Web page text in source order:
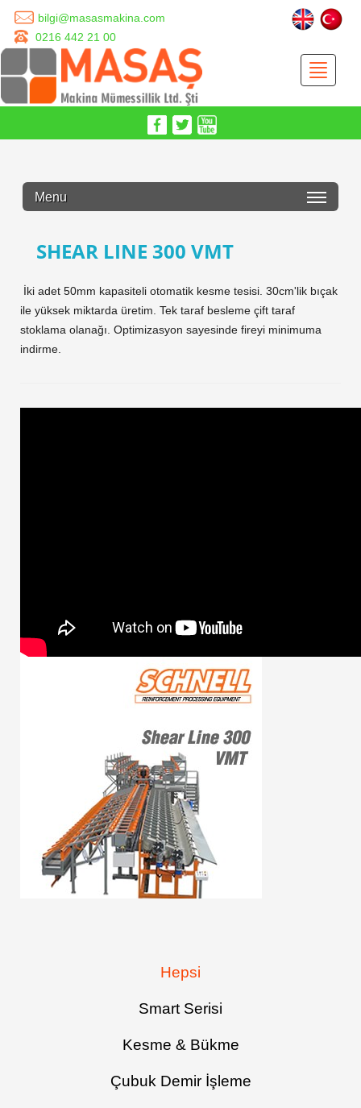
bilgi@masasmakina.com
0216 442 21 00
Menu
SHEAR LINE 300 VMT
​ İki adet ​ 50mm kapasiteli otomatik kesme tesisi. 30cm'lik bıçak
ile yüksek miktarda üretim. Tek taraf besleme çift taraf
stoklama olanağı. Optimizasyon sayesinde fireyi minimuma
indirme.
Hepsi
Smart Serisi
Kesme & Bükme
Çubuk Demir İşleme